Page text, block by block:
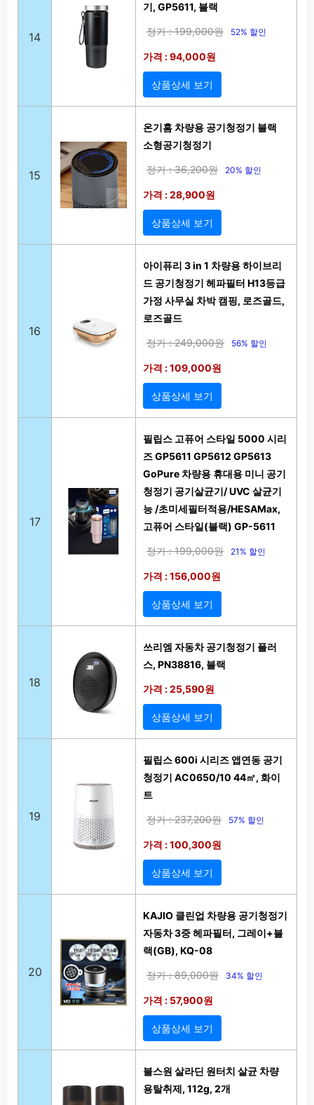
14
기, GP5611, 블랙
정가 : 199,000원 52% 할인
가격 : 94,000원
상품상세 보기
15
온기홈 차량용 공기청정기 블랙
소형공기청정기
정가 : 36,200원 20% 할인
가격 : 28,900원
상품상세 보기
16
아이퓨리 3 in 1 차량용 하이브리
드 공기청정기 헤파필터 H13등급
가정 사무실 차박 캠핑, 로즈골드,
로즈골드
정가 : 249,000원 56% 할인
가격 : 109,000원
상품상세 보기
17
필립스 고퓨어 스타일 5000 시리
즈 GP5611 GP5612 GP5613
GoPure 차량용 휴대용 미니 공기
청정기 공기살균기/ UVC 살균기
능 /초미세필터적용/HESAMax,
고퓨어 스타일(블랙) GP-5611
정가 : 199,000원 21% 할인
가격 : 156,000원
상품상세 보기
18
쓰리엠 자동차 공기청정기 플러
스, PN38816, 블랙
가격 : 25,590원
상품상세 보기
19
필립스 600i 시리즈 앱연동 공기
청정기 AC0650/10 44㎡, 화이
트
정가 : 237,200원 57% 할인
가격 : 100,300원
상품상세 보기
20
KAJIO 클린업 차량용 공기청정기
자동차 3중 헤파필터, 그레이+블
랙(GB), KQ-08
정가 : 89,000원 34% 할인
가격 : 57,900원
상품상세 보기
불스원 살라딘 원터치 살균 차량
용탈취제, 112g, 2개